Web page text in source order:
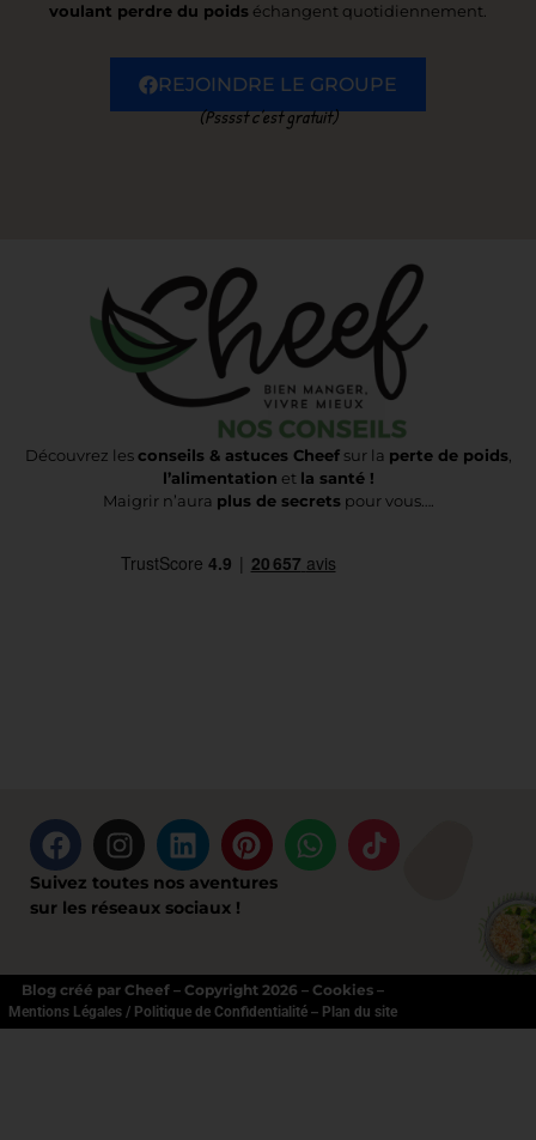
voulant perdre du poids échangent quotidiennement.
REJOINDRE LE GROUPE
(Psssst c’est gratuit)
Découvrez lesconseils & astuces Cheefsur la perte de poids,
l’alimentation et la santé !
Maigrir n’aura plus de secretspour vous….
Suivez toutes nos aventures
sur les réseaux sociaux !
Blog créé par Cheef – Copyright 2026 – Cookies –
Mentions Légales / Politique de Confidentialité– Plan du site